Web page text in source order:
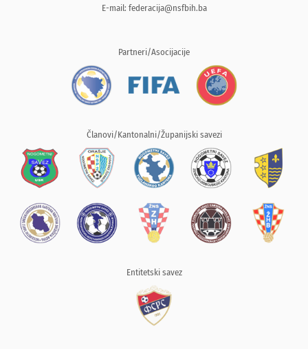
E-mail: federacija@nsfbih.ba
Partneri/Asocijacije
Članovi/Kantonalni/Županijski savezi
Entitetski savez